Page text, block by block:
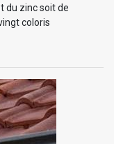
du zinc soit de
coloris